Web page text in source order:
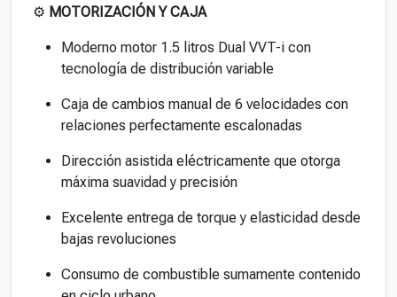
⚙️ MOTORIZACIÓN Y CAJA
Moderno motor 1.5 litros Dual VVT-i con
tecnología de distribución variable
Caja de cambios manual de 6 velocidades con
relaciones perfectamente escalonadas
Dirección asistida eléctricamente que otorga
máxima suavidad y precisión
Excelente entrega de torque y elasticidad desde
bajas revoluciones
Consumo de combustible sumamente contenido